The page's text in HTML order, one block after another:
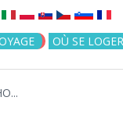
OÙ SE LOGER